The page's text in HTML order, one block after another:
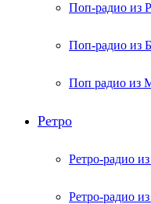
Поп-радио из
Поп-радио из
Поп радио из
Ретро
Ретро-радио
Ретро-радио